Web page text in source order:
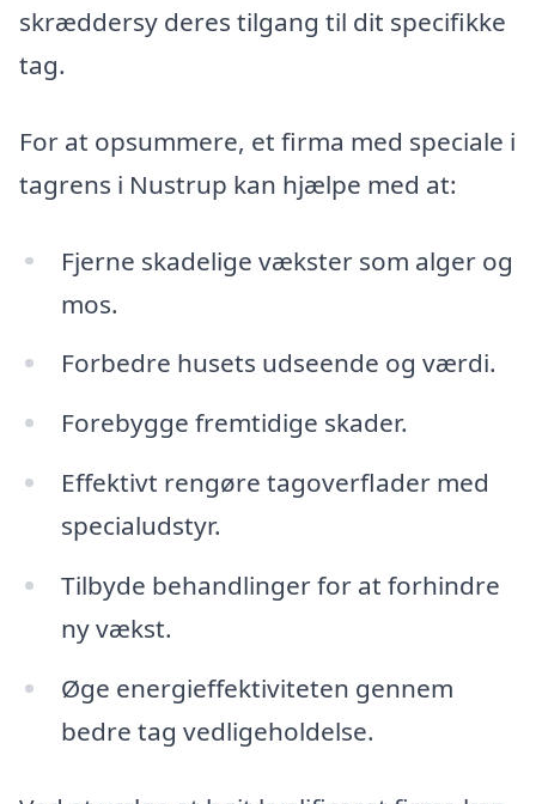
skræddersy deres tilgang til dit specifikke
tag.
For at opsummere, et firma med speciale i
tagrens i Nustrup kan hjælpe med at:
Fjerne skadelige vækster som alger og
mos.
Forbedre husets udseende og værdi.
Forebygge fremtidige skader.
Effektivt rengøre tagoverflader med
specialudstyr.
Tilbyde behandlinger for at forhindre
ny vækst.
Øge energieffektiviteten gennem
bedre tag vedligeholdelse.